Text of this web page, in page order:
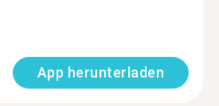
App herunterladen